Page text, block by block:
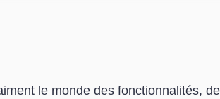
le monde des fonctionnalités,